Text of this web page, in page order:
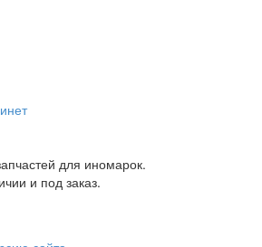
для иномарок.
и под заказ.